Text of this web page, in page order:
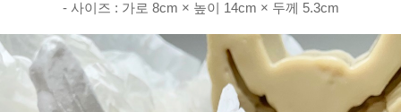
- 사이즈 : 가로 8cm × 높이 14cm × 두께 5.3cm